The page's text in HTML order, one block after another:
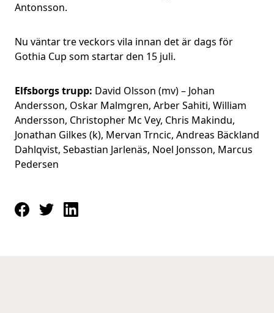
Antonsson.
Nu väntar tre veckors vila innan det är dags för
Gothia Cup som startar den 15 juli.
Elfsborgs trupp: David Olsson (mv) – Johan
Andersson, Oskar Malmgren, Arber Sahiti, William
Andersson, Christopher Mc Vey, Chris Makindu,
Jonathan Gilkes (k), Mervan Trncic, Andreas Bäckland
Dahlqvist, Sebastian Jarlenäs, Noel Jonsson, Marcus
Pedersen